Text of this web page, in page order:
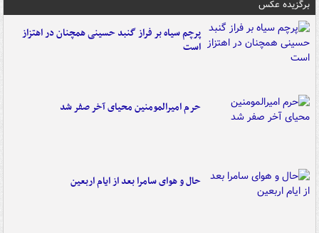
برگزیده عکس
پرچم سیاه بر فراز گنبد حسینی همچنان در اهتزاز
است
حرم امیرالمومنین محیای آخر صفر شد
حال و هوای سامرا بعد از ایام اربعین